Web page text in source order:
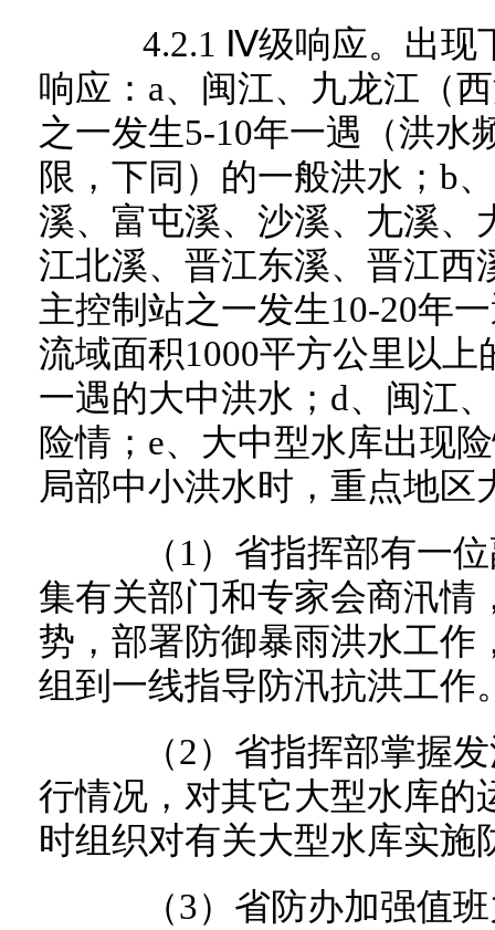
4.2.1 Ⅳ级响应。出现
响应：a、闽江、九龙江（
之一发生5-10年一遇（洪水
限，下同）的一般洪水；b
溪、富屯溪、沙溪、尢溪、
江北溪、晋江东溪、晋江西
主控制站之一发生10-20年
流域面积1000平方公里以上
一遇的大中洪水；d、闽江
险情；e、大中型水库出现
局部中小洪水时，重点地
（1）省指挥部有一位
集有关部门和专家会商汛情
势，部署防御暴雨洪水工作
组到一线指导防汛抗洪工作
（2）省指挥部掌握发
行情况，对其它大型水库的
时组织对有关大型水库实施
（3）省防办加强值班